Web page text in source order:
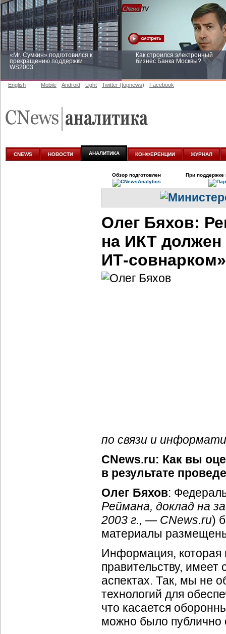
«Mr. Сумкин» подготовился к
прекращению поддержки
WS2003
Как строился электронный
бизнес Банка Москвы?
аналитике
English Mobile Android Light Twitter (topnews) Facebook
CNEWS НОВОСТИ АНАЛИТИКА КОНФЕРЕНЦИИ ЖУРНАЛ
Обзор подготовлен При поддержке
Олег Бяхов:
на ИКТ
ИТ-совнарком»
по связи и
CNews.ru: Как вы
в результате
Олег Бяхов:
Реймана, доклад на
2003 г., — CNews.ru)
материалы
Информация, которая
правительству,
аспектах. Так, мы не
технологий для
что касается
можно было публично